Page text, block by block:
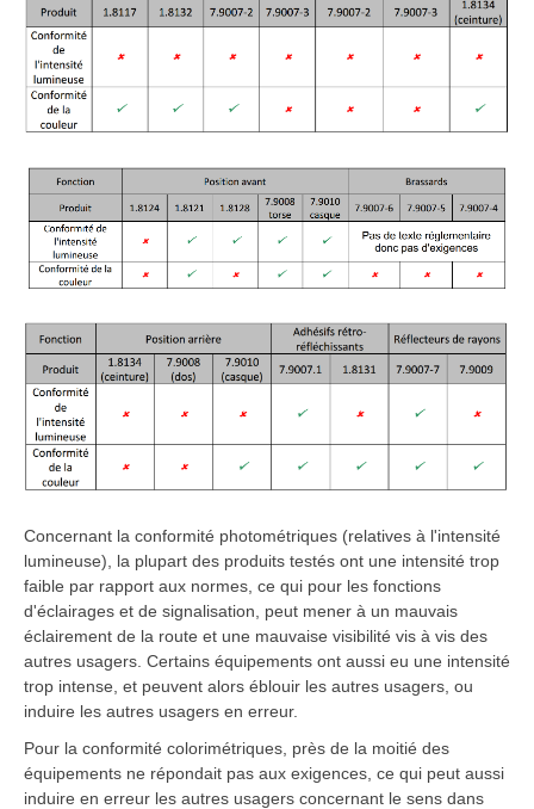
Concernant la conformité photométriques (relatives à l'intensité
lumineuse), la plupart des produits testés ont une intensité trop
faible par rapport aux normes, ce qui pour les fonctions
d'éclairages et de signalisation, peut mener à un mauvais
éclairement de la route et une mauvaise visibilité vis à vis des
autres usagers. Certains équipements ont aussi eu une intensité
trop intense, et peuvent alors éblouir les autres usagers, ou
induire les autres usagers en erreur.
Pour la conformité colorimétriques, près de la moitié des
équipements ne répondait pas aux exigences, ce qui peut aussi
induire en erreur les autres usagers concernant le sens dans